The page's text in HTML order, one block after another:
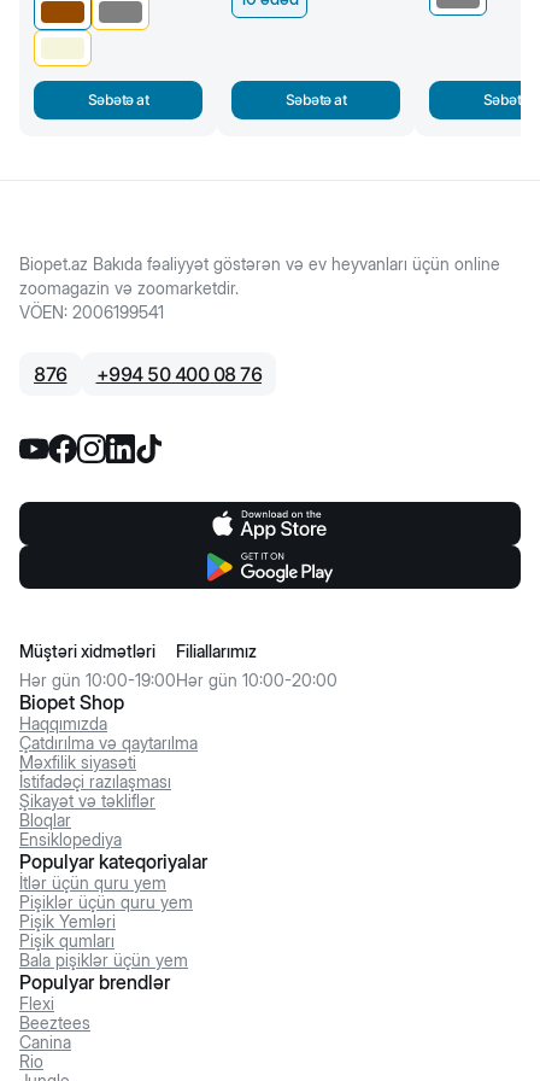
Səbətə at Səbətə at Səbətə
Biopet.az Bakıda fəaliyyət göstərən və ev heyvanları üçün online
zoomagazin və zoomarketdir.
VÖEN: 2006199541
876 +994 50 400 08 76
Biopet Shop
Haqqımızda
Çatdırılma və qaytarılma
Məxfilik siyasəti
İstifadəçi razılaşması
Şikayət və təkliflər
Bloqlar
Ensiklopediya
Müştəri xidmətləri
Hər gün 10:00-19:00
Filiallarımız
Hər gün 10:00-20:00
Populyar kateqoriyalar
İtlər üçün quru yem
Pişiklər üçün quru yem
Pişik Yemləri
Pişik qumları
Bala pişiklər üçün yem
Populyar brendlər
Flexi
Beeztees
Canina
Rio